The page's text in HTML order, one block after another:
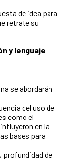
de idea para
retrate su
y lenguaje
se abordarán
del uso de
como el
en la
bases para
profundidad de